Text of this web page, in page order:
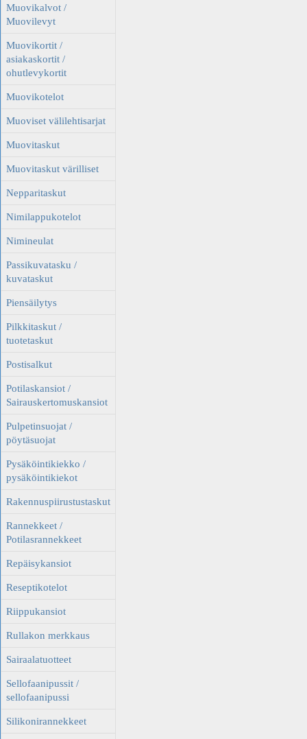
Muovikalvot /
Muovilevyt
Muovikortit /
asiakaskortit /
ohutlevykortit
Muovikotelot
Muoviset välilehtisarjat
Muovitaskut
Muovitaskut värilliset
Nepparitaskut
Nimilappukotelot
Nimineulat
Passikuvatasku /
kuvataskut
Piensäilytys
Pilkkitaskut /
tuotetaskut
Postisalkut
Potilaskansiot /
Sairauskertomuskansiot
Pulpetinsuojat /
pöytäsuojat
Pysäköintikiekko /
pysäköintikiekot
Rakennuspiirustustaskut
Rannekkeet /
Potilasrannekkeet
Repäisykansiot
Reseptikotelot
Riippukansiot
Rullakon merkkaus
Sairaalatuotteet
Sellofaanipussit /
sellofaanipussi
Silikonirannekkeet